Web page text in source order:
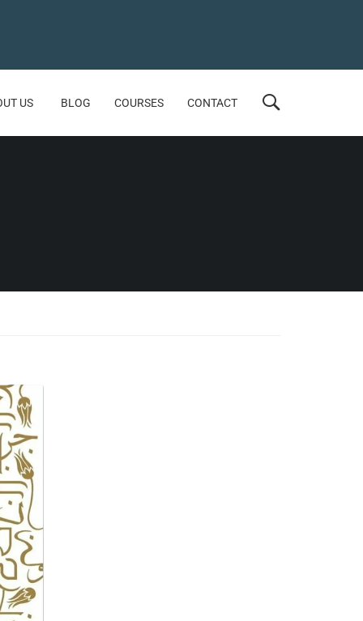
US BLOG COURSES CONTACT